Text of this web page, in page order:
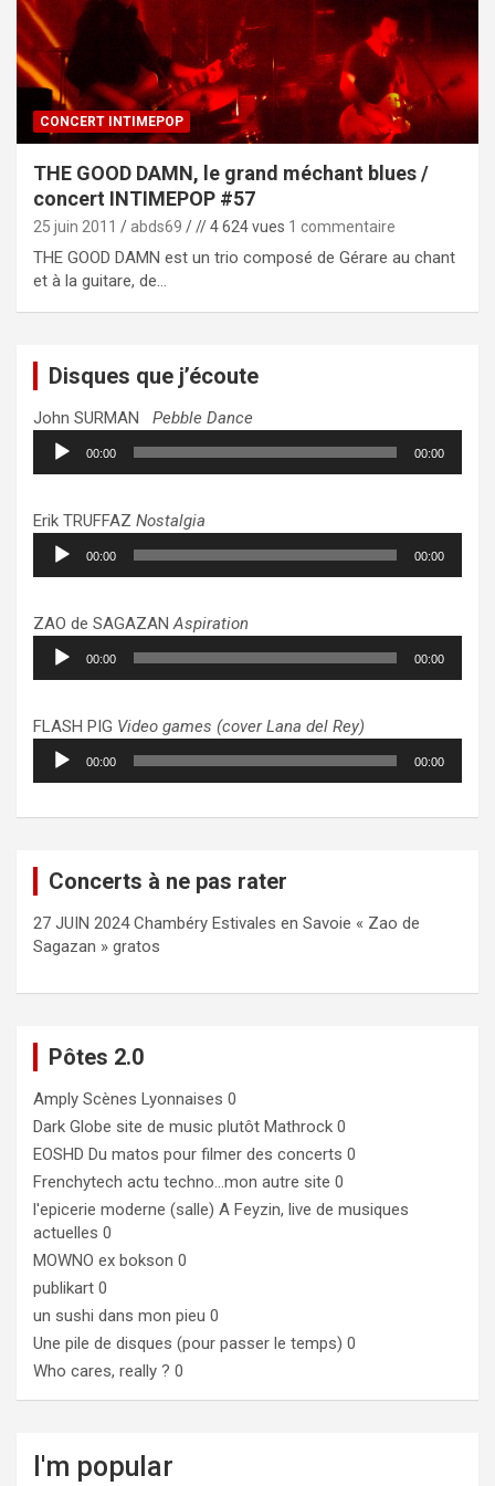
CONCERT INTIMEPOP
THE GOOD DAMN, le grand méchant blues /
concert INTIMEPOP #57
25 juin 2011 abds69 // 4 624 vues 1 commentaire
THE GOOD DAMN est un trio composé de Gérare au chant
et à la guitare, de…
Disques que j’écoute
John SURMAN Pebble Dance
Lecteur
audio
00:00 00:00
Erik TRUFFAZ Nostalgia
Lecteur
audio
00:00 00:00
ZAO de SAGAZANAspiration
Lecteur
audio
00:00 00:00
FLASH PIG Video games (cover Lana del Rey)
Lecteur
audio
00:00 00:00
Concerts à ne pas rater
27 JUIN 2024 Chambéry Estivales en Savoie « Zao de
Sagazan » gratos
Pôtes 2.0
Amply Scènes Lyonnaises 0
Dark Globe site de music plutôt Mathrock 0
EOSHD Du matos pour filmer des concerts 0
Frenchytech actu techno…mon autre site 0
l'epicerie moderne (salle) A Feyzin, live de musiques
actuelles 0
MOWNO ex bokson 0
publikart 0
un sushi dans mon pieu 0
Une pile de disques (pour passer le temps) 0
Who cares, really ? 0
I'm popular